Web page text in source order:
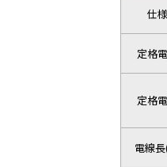
仕様
定格
定格
電線